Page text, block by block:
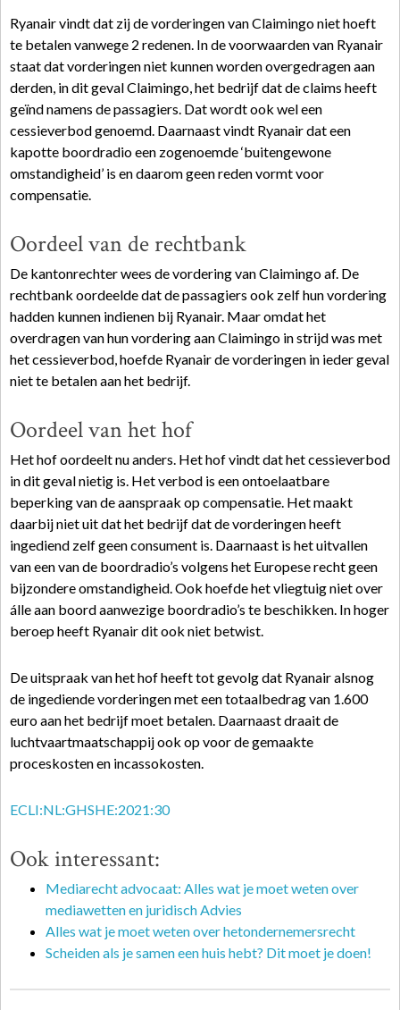
Ryanair vindt dat zij de vorderingen van Claimingo niet hoeft
te betalen vanwege 2 redenen. In de voorwaarden van Ryanair
staat dat vorderingen niet kunnen worden overgedragen aan
derden, in dit geval Claimingo, het bedrijf dat de claims heeft
geïnd namens de passagiers. Dat wordt ook wel een
cessieverbod genoemd. Daarnaast vindt Ryanair dat een
kapotte boordradio een zogenoemde ‘buitengewone
omstandigheid’ is en daarom geen reden vormt voor
compensatie.
Oordeel van de rechtbank
De kantonrechter wees de vordering van Claimingo af. De
rechtbank oordeelde dat de passagiers ook zelf hun vordering
hadden kunnen indienen bij Ryanair. Maar omdat het
overdragen van hun vordering aan Claimingo in strijd was met
het cessieverbod, hoefde Ryanair de vorderingen in ieder geval
niet te betalen aan het bedrijf.
Oordeel van het hof
Het hof oordeelt nu anders. Het hof vindt dat het cessieverbod
in dit geval nietig is. Het verbod is een ontoelaatbare
beperking van de aanspraak op compensatie. Het maakt
daarbij niet uit dat het bedrijf dat de vorderingen heeft
ingediend zelf geen consument is. Daarnaast is het uitvallen
van een van de boordradio’s volgens het Europese recht geen
bijzondere omstandigheid. Ook hoefde het vliegtuig niet over
álle aan boord aanwezige boordradio’s te beschikken. In hoger
beroep heeft Ryanair dit ook niet betwist.
De uitspraak van het hof heeft tot gevolg dat Ryanair alsnog
de ingediende vorderingen met een totaalbedrag van 1.600
euro aan het bedrijf moet betalen. Daarnaast draait de
luchtvaartmaatschappij ook op voor de gemaakte
proceskosten en incassokosten.
ECLI:NL:GHSHE:2021:30
Ook interessant:
Mediarecht advocaat: Alles wat je moet weten over
mediawetten en juridisch Advies
Alles wat je moet weten over hetondernemersrecht
Scheiden als je samen een huis hebt? Dit moet je doen!